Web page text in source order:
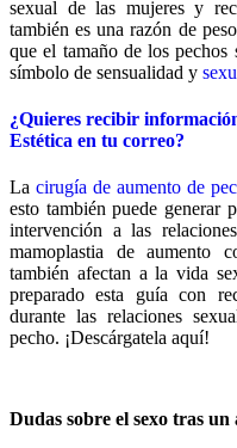
sexual de las mujeres y
también es una razón de
que el tamaño de los pechos
símbolo de sensualidad y
¿Quieres recibir
Estética en tu correo?
La cirugía de aumento de
esto también puede generar
intervención a las
mamoplastia de aumento
también afectan a la vida
preparado esta guía con
durante las relaciones
pecho. ¡Descárgatela aquí!
Dudas sobre el sexo tras un